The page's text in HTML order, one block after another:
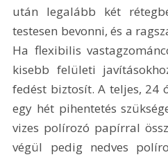
után legalább két
testesen bevonni, és a
Ha flexibilis
kisebb felületi
fedést biztosít. A teljes, 24
egy hét pihentetés
vizes polírozó papírral
végül pedig nedves